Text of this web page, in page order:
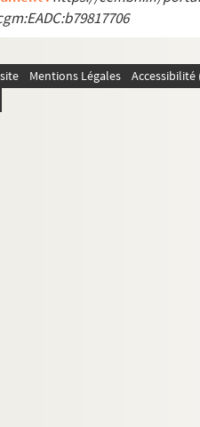
Mentions Légales